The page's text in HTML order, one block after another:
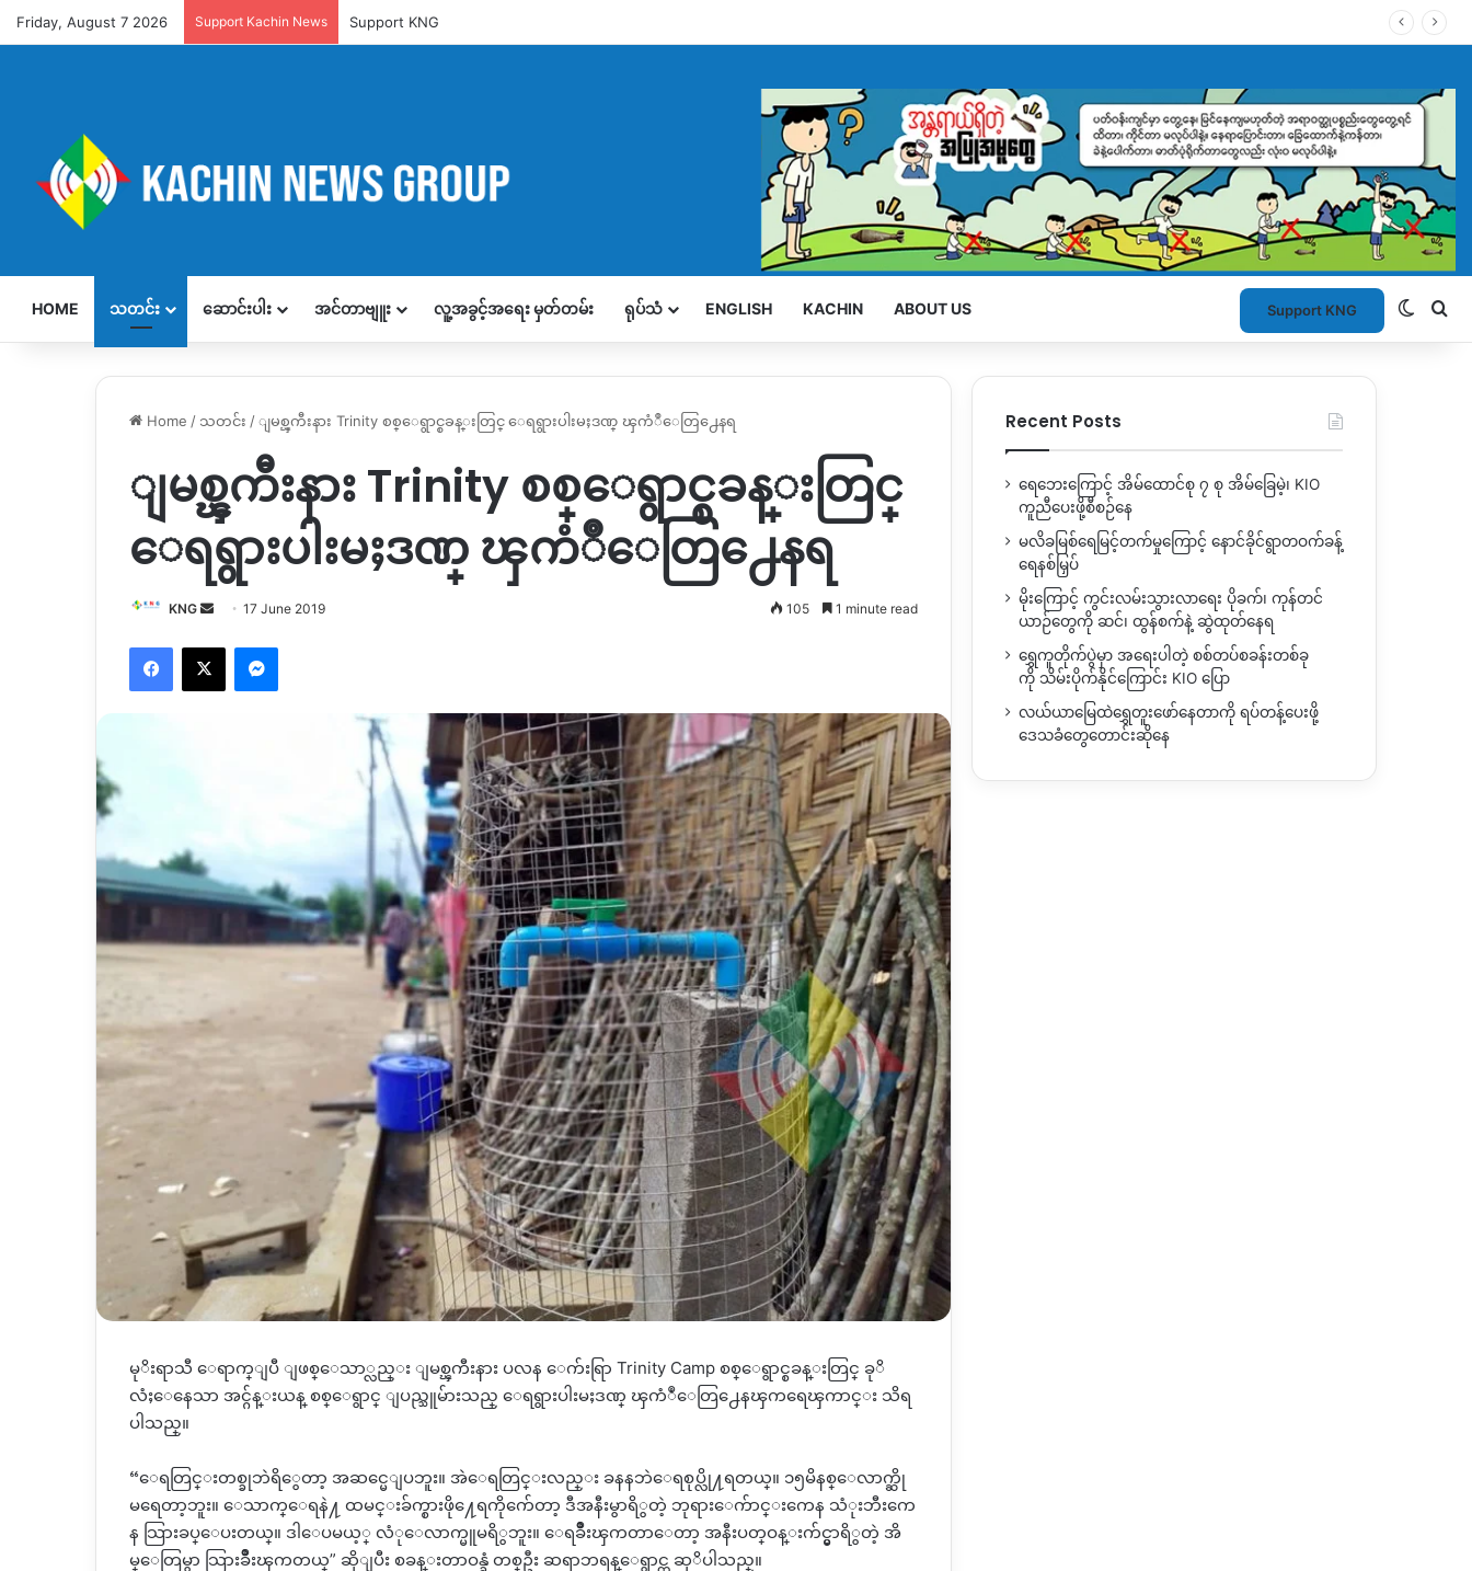
Friday, August 7 2026 Support Kachin News Support KNG
HOME သတင်း ဆောင်းပါး အင်တာဗျူး လူ့အခွင့်အရေး မှတ်တမ်း ရုပ်သံ ENGLISH KACHIN ABOUT US Support KNG
Home / သတင်း /ျမစ္ၾကီးနား Trinity စစ္ေရွာင္စခန္းတြင္ ေရရွားပါးမႈဒဏ္ ၾကံဳေတြ႕ေနရ
ျမစ္ၾကီးနား Trinity စစ္ေရွာင္စခန္းတြင္
ေရရွားပါးမႈဒဏ္ ၾကံဳေတြ႕ေနရ
KNG
Send17 June 2019 105 1 minute read
Facebook
X Messenger
မုိးရာသီ ေရာက္ျပီ ျဖစ္ေသာ္လည္း ျမစ္ၾကီးနား ပလန ေက်းရြာ Trinity Camp စစ္ေရွာင္စခန္းတြင္ ခုိ
လံႈေနေသာ အင္ဂ်န္းယန္ စစ္ေရွာင္ ျပည္သူမ်ားသည္ ေရရွားပါးမႈဒဏ္ ၾကံဳေတြ႕ေနၾကရေၾကာင္း သိရ
ပါသည္။
“ေရတြင္းတစ္ခုဘဲရိွေတာ့ အဆင္မေျပဘူး။ အဲေရတြင္းလည္း ခနနဘဲေရစုပ္လို႔ရတယ္။ ၁၅မိနစ္ေလာက္ဆို
မရေတာ့ဘူး။ ေသာက္ေရနဲ႔ ထမင္းခ်က္စားဖို႔ေရကိုက်ေတာ့ ဒီအနီးမွာရိွတဲ့ ဘုရားေက်ာင္းကေန သံုးဘီးကေ
န သြားခပ္ေပးတယ္။ ဒါေပမယ့္ လံုေလာက္မူမရိွဘူး။ ေရခ်ိဳးၾကတာေတာ့ အနီးပတ္ဝန္းက်င္မွာရိွတဲ့ အိ
မ္ေတြမွာ သြားခ်ိဳးၾကတယ္” ဆိုျပီး စခန္းတာဝန္ခံ တစ္ဦး ဆရာဘရန္ေရွာင္က ဆုိပါသည္။
Recent Posts
ရေဘေးကြောင့် အိမ်ထောင်စု ၇ စု အိမ်ခြေမဲ့၊ KIO
ကူညီပေးဖို့စီစဉ်နေ
မလိခမြစ်ရေမြင့်တက်မှုကြောင့် နောင်ခိုင်ရွာတဝက်ခန့်
ရေနစ်မြှပ်
မိုးကြောင့် ကွင်းလမ်းသွားလာရေး ပိုခက်၊ ကုန်တင်
ယာဉ်တွေကို ဆင်၊ ထွန်စက်နဲ့ ဆွဲထုတ်နေရ
ရွှေကူတိုက်ပွဲမှာ အရေးပါတဲ့ စစ်တပ်စခန်းတစ်ခု
ကို သိမ်းပိုက်နိုင်ကြောင်း KIO ပြော
လယ်ယာမြေထဲရွှေတူးဖော်နေတာကို ရပ်တန့်ပေးဖို့
ဒေသခံတွေတောင်းဆိုနေ